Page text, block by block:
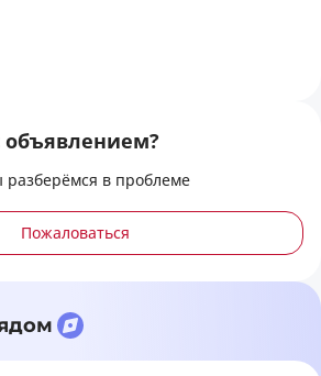
объявлением?
в проблеме
Пожаловаться